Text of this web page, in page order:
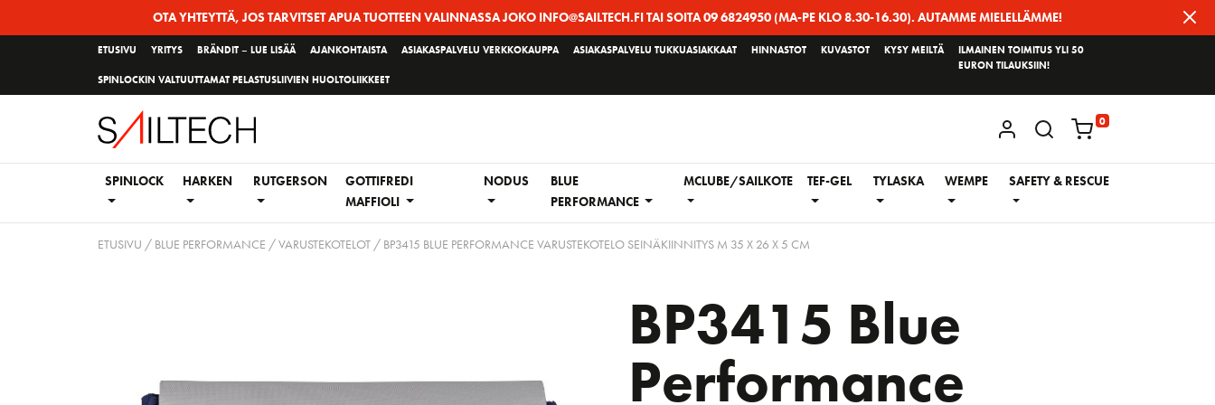
OTA YHTEYTTÄ, JOS TARVITSET APUA TUOTTEEN VALINNASSA JOKO INFO@SAILTECH.FI TAI SOITA 09 6824950 (MA-PE KLO 8.30-16.30). AUTAMME MIELELLÄMME!
ETUSIVU YRITYS BRÄNDIT – LUE LISÄÄ AJANKOHTAISTA ASIAKASPALVELU VERKKOKAUPPA ASIAKASPALVELU TUKKUASIAKKAAT HINNASTOT KUVASTOT KYSY MEILTÄ
SPINLOCKIN VALTUUTTAMAT PELASTUSLIIVIEN HUOLTOLIIKKEET
ILMAINEN TOIMITUS YLI 50
EURON TILAUKSIIN!
KIRJAUDU / REKISTERÖIDY
0
SPINLOCK HARKEN RUTGERSON
GOTTIFREDI
MAFFIOLI
NODUS
BLUE
PERFORMANCE
MCLUBE/SAILKOTE TEF-GEL TYLASKA WEMPE SAFETY & RESCUE
ETUSIVU / BLUE PERFORMANCE /VARUSTEKOTELOT/ BP3415 BLUE PERFORMANCE VARUSTEKOTELO SEINÄKIINNITYS M 35 X 26 X 5 CM
BP3415 Blue
Performance